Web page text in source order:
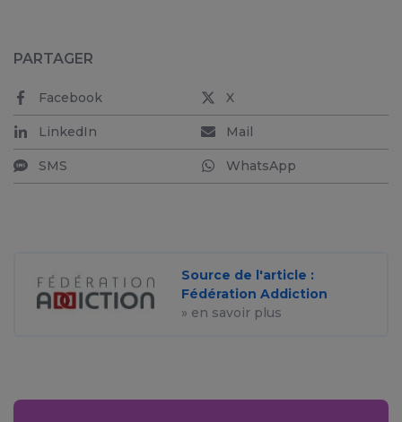
PARTAGER
Facebook X
LinkedIn Mail
SMS WhatsApp
Source de l'article :
Fédération Addiction
» en savoir plus